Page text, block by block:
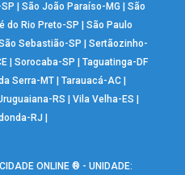
|São João Paraíso-MG |São
do Rio Preto-SP |São Paulo
Sebastião-SP |Sertãozinho-
|Sorocaba-SP |Taguatinga-DF
Serra-MT| Tarauacá-AC|
RS |Vila Velha-ES
RJ
ONLINE ® - UNIDADE: